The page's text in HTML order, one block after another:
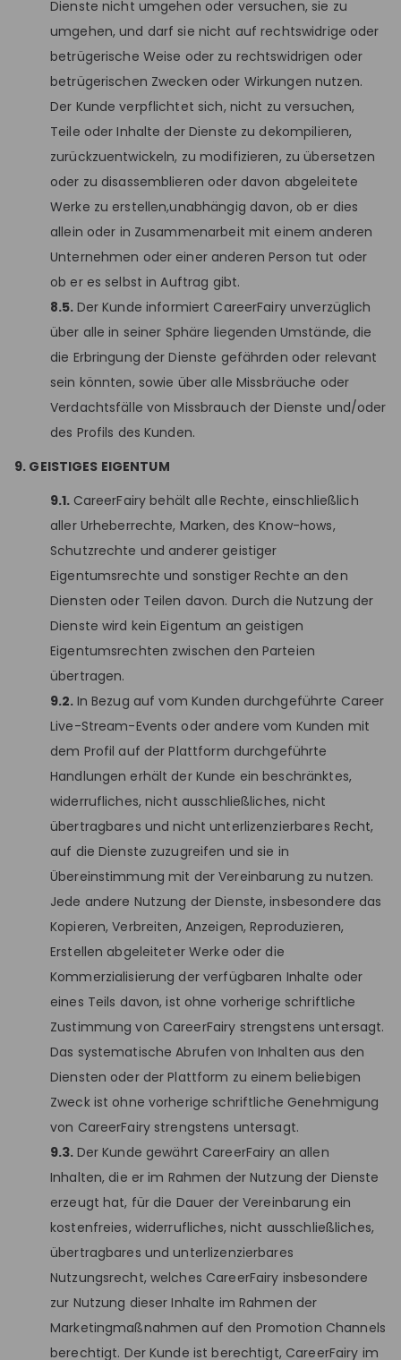
Dienste nicht umgehen oder versuchen, sie zu
umgehen, und darf sie nicht auf rechtswidrige oder
betrügerische Weise oder zu rechtswidrigen oder
betrügerischen Zwecken oder Wirkungen nutzen.
Der Kunde verpflichtet sich, nicht zu versuchen,
Teile oder Inhalte der Dienste zu dekompilieren,
zurückzuentwickeln, zu modifizieren, zu übersetzen
oder zu disassemblieren oder davon abgeleitete
Werke zu erstellen,unabhängig davon, ob er dies
allein oder in Zusammenarbeit mit einem anderen
Unternehmen oder einer anderen Person tut oder
ob er es selbst in Auftrag gibt.
8.5. Der Kunde informiert CareerFairy unverzüglich
über alle in seiner Sphäre liegenden Umstände, die
die Erbringung der Dienste gefährden oder relevant
sein könnten, sowie über alle Missbräuche oder
Verdachtsfälle von Missbrauch der Dienste und/oder
des Profils des Kunden.
9. GEISTIGES EIGENTUM
9.1. CareerFairy behält alle Rechte, einschließlich
aller Urheberrechte, Marken, des Know-hows,
Schutzrechte und anderer geistiger
Eigentumsrechte und sonstiger Rechte an den
Diensten oder Teilen davon. Durch die Nutzung der
Dienste wird kein Eigentum an geistigen
Eigentumsrechten zwischen den Parteien
übertragen.
9.2. In Bezug auf vom Kunden durchgeführte Career
Live-Stream-Events oder andere vom Kunden mit
dem Profil auf der Plattform durchgeführte
Handlungen erhält der Kunde ein beschränktes,
widerrufliches, nicht ausschließliches, nicht
übertragbares und nicht unterlizenzierbares Recht,
auf die Dienste zuzugreifen und sie in
Übereinstimmung mit der Vereinbarung zu nutzen.
Jede andere Nutzung der Dienste, insbesondere das
Kopieren, Verbreiten, Anzeigen, Reproduzieren,
Erstellen abgeleiteter Werke oder die
Kommerzialisierung der verfügbaren Inhalte oder
eines Teils davon, ist ohne vorherige schriftliche
Zustimmung von CareerFairy strengstens untersagt.
Das systematische Abrufen von Inhalten aus den
Diensten oder der Plattform zu einem beliebigen
Zweck ist ohne vorherige schriftliche Genehmigung
von CareerFairy strengstens untersagt.
9.3. Der Kunde gewährt CareerFairy an allen
Inhalten, die er im Rahmen der Nutzung der Dienste
erzeugt hat, für die Dauer der Vereinbarung ein
kostenfreies, widerrufliches, nicht ausschließliches,
übertragbares und unterlizenzierbares
Nutzungsrecht, welches CareerFairy insbesondere
zur Nutzung dieser Inhalte im Rahmen der
Marketingmaßnahmen auf den Promotion Channels
berechtigt. Der Kunde ist berechtigt, CareerFairy im